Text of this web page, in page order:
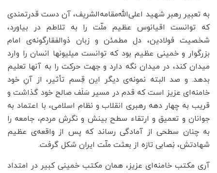
به تعبیر رهبر شهید اعلی‌الله‌مقامه‌الشریف، آن دست قدرتمندی
که توانست اقیانوس عظیم ملّت را به تلاطم در بیاورد،
شخصیت فولادین، دل مطمئن و زبان ذوالفقارگونه‌ی امام
بزرگوار و خمینی عظیم بود که توانست میلیونها انسان را وارد
میدان کند، در میدان نگه دارد و جهت حرکت را به آنها تعلیم
بدهد. و صد البته نمونه‌ی دیگر این قِسم تأثیر، از آنِ خود
خامنه‌ای عزیز است که قدم در مسیر سَلَف صالح خود گذاشت و
قریب به چهار دهه رهبری انقلاب و نظام اسلامی، با اعتماد به
جوانان و تعمیق و ارتقاء سطح بینش و نگرش مردم، جامعه را
به چنان سطحی از آمادگی رساند که پس از واقعه‌‌ی عظیم
شهادتش، نِصابی تازه از بعثت ملّت ایران شکل گرفت.
آری مکتب خامنه‌ای عزیز، همان مکتب خمینی کبیر در امتداد